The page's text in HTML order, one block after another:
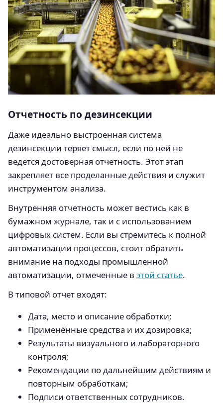
Отчетность по дезинсекции
Даже идеально выстроенная система
дезинсекции теряет смысл, если по ней не
ведется достоверная отчетность. Этот этап
закрепляет все проделанные действия и служит
инструментом анализа.
Внутренняя отчетность может вестись как в
бумажном журнале, так и с использованием
цифровых систем. Если вы стремитесь к полной
автоматизации процессов, стоит обратить
внимание на подходы промышленной
автоматизации, отмеченные в этой статье.
В типовой отчет входят:
Дата, место и описание обработки;
Применённые средства и их дозировка;
Результаты визуального и лабораторного
контроля;
Рекомендации по дальнейшим действиям и
повторным обработкам;
Подписи ответственных сотрудников.